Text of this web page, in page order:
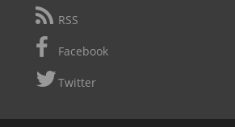
RSS
Facebook
Twitter